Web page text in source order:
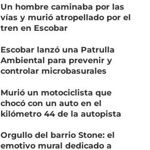
Un hombre caminaba por las
vías y murió atropellado por el
tren en Escobar
Escobar lanzó una Patrulla
Ambiental para prevenir y
controlar microbasurales
Murió un motociclista que
chocó con un auto en el
kilómetro 44 de la autopista
Orgullo del barrio Stone: el
emotivo mural dedicado a